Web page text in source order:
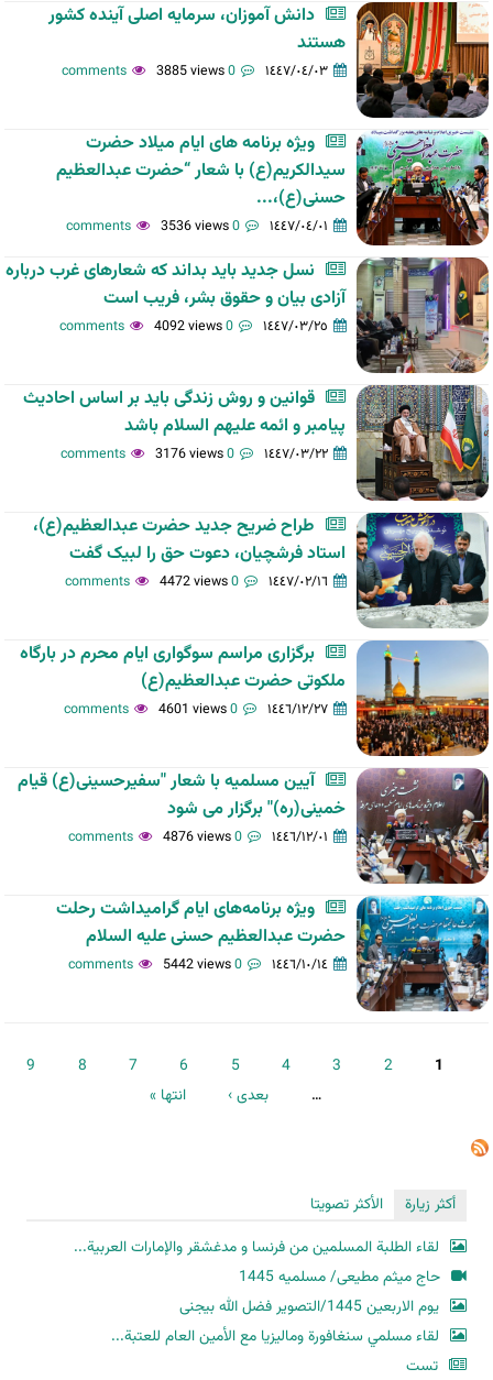
دانش آموزان، سرمایه اصلی آینده کشور
هستند
١٤٤٧/٠٤/٠٣ 0 comments
3885 views
ویژه برنامه های ایام میلاد حضرت
سیدالکریم(ع) با شعار “حضرت عبدالعظیم
حسنی(ع)،...
١٤٤٧/٠٤/٠١ 0 comments
3536 views
نسل جدید باید بداند که شعارهای غرب درباره
آزادی بیان و حقوق بشر، فریب است
١٤٤٧/٠٣/٢٥ 0 comments
4092 views
قوانین و روش زندگی باید بر اساس احادیث
پیامبر و ائمه علیهم السلام باشد
١٤٤٧/٠٣/٢٢ 0 comments
3176 views
طراح ضریح جدید حضرت عبدالعظیم(ع)،
استاد فرشچیان، دعوت حق را لبیک گفت
١٤٤٧/٠٢/١٦ 0 comments
4472 views
برگزاری مراسم سوگواری ایام محرم در بارگاه
ملکوتی حضرت عبدالعظیم(ع)
١٤٤٦/١٢/٢٧ 0 comments
4601 views
آیین مسلمیه با شعار "سفیرحسینی(ع) قیام
خمینی(ره)" برگزار می شود
١٤٤٦/١٢/٠١ 0 comments
4876 views
ویژه برنامه‌های ایام گرامیداشت رحلت
حضرت عبدالعظیم حسنی علیه السلام
١٤٤٦/١٠/١٤ 0 comments
5442 views
الصفحات
1
2
3
4
5
6
7
8
9
…
بعدی › انتها »
أكثر زيارة
الأكثر تصويتا
لقاء الطلبة المسلمين من فرنسا و مدغشقر والإمارات العربية...
حاج میثم مطیعی/ مسلمیه 1445
یوم الاربعین 1445/التصویر فضل الله بیجنی
لقاء مسلمي سنغافورة وماليزيا مع الأمين العام للعتبة...
تست